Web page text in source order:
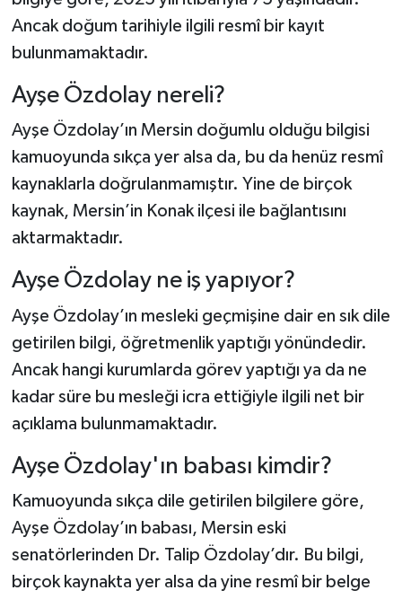
Ancak doğum tarihiyle ilgili resmî bir kayıt
bulunmamaktadır.
Ayşe Özdolay nereli?
Ayşe Özdolay’ın Mersin doğumlu olduğu bilgisi
kamuoyunda sıkça yer alsa da, bu da henüz resmî
kaynaklarla doğrulanmamıştır. Yine de birçok
kaynak, Mersin’in Konak ilçesi ile bağlantısını
aktarmaktadır.
Ayşe Özdolay ne iş yapıyor?
Ayşe Özdolay’ın mesleki geçmişine dair en sık dile
getirilen bilgi, öğretmenlik yaptığı yönündedir.
Ancak hangi kurumlarda görev yaptığı ya da ne
kadar süre bu mesleği icra ettiğiyle ilgili net bir
açıklama bulunmamaktadır.
Ayşe Özdolay'ın babası kimdir?
Kamuoyunda sıkça dile getirilen bilgilere göre,
Ayşe Özdolay’ın babası, Mersin eski
senatörlerinden Dr. Talip Özdolay’dır. Bu bilgi,
birçok kaynakta yer alsa da yine resmî bir belge